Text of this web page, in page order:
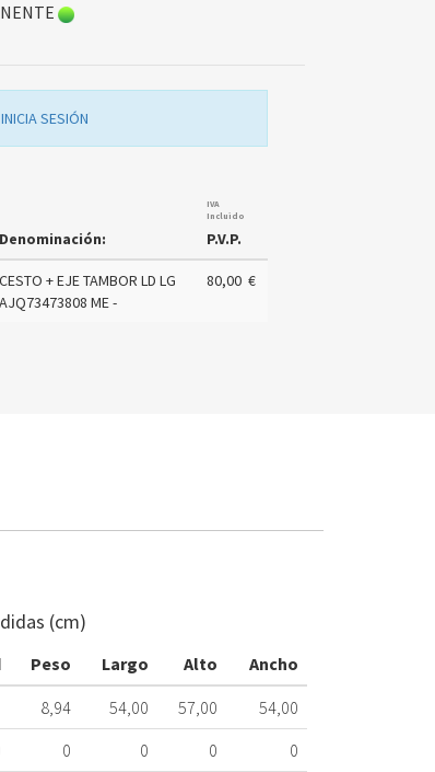
INICIA SESIÓN
Denominación:
IVA
Incluido
P.V.P.
CESTO + EJE TAMBOR LD LG
AJQ73473808 ME -
80,00 €
(cm)
Peso Largo Alto
Ancho
8,94 54,00 57,00
54,00
0 0 0
0